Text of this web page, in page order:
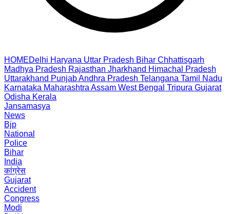
HOMEDelhi Haryana Uttar Pradesh Bihar Chhattisgarh
Madhya Pradesh Rajasthan Jharkhand Himachal Pradesh
Uttarakhand PunjabAndhra Pradesh Telangana Tamil Nadu
Karnataka Maharashtra Assam West Bengal Tripura Gujarat
Odisha Kerala
Jansamasya
News
Bjp
National
Police
Bihar
India
कांग्रेस
Gujarat
Accident
Congress
Modi